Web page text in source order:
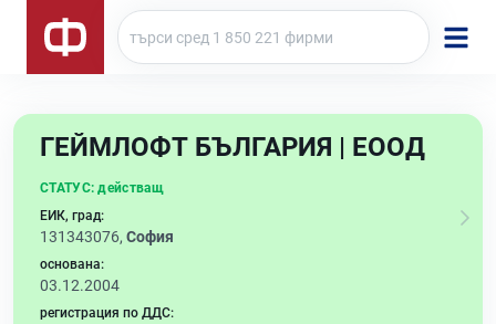
ГЕЙМЛОФТ БЪЛГАРИЯ | ЕООД
СТАТУС: действащ
ЕИК, град:
131343076, София
основана:
03.12.2004
регистрация по ДДС: